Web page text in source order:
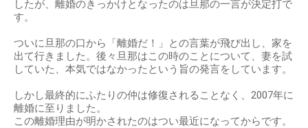
したが、離婚のきっかけとなったのは旦那の一言が決定打で
す。
ついに旦那の口から「離婚だ！」との言葉が飛び出し、家を
出て行きました。後々旦那はこの時のことについて、妻を試
していた、本気ではなかったという旨の発言をしています。
しかし最終的にふたりの仲は修復されることなく、2007年に
離婚に至りました。
この離婚理由が明かされたのはつい最近になってからです。